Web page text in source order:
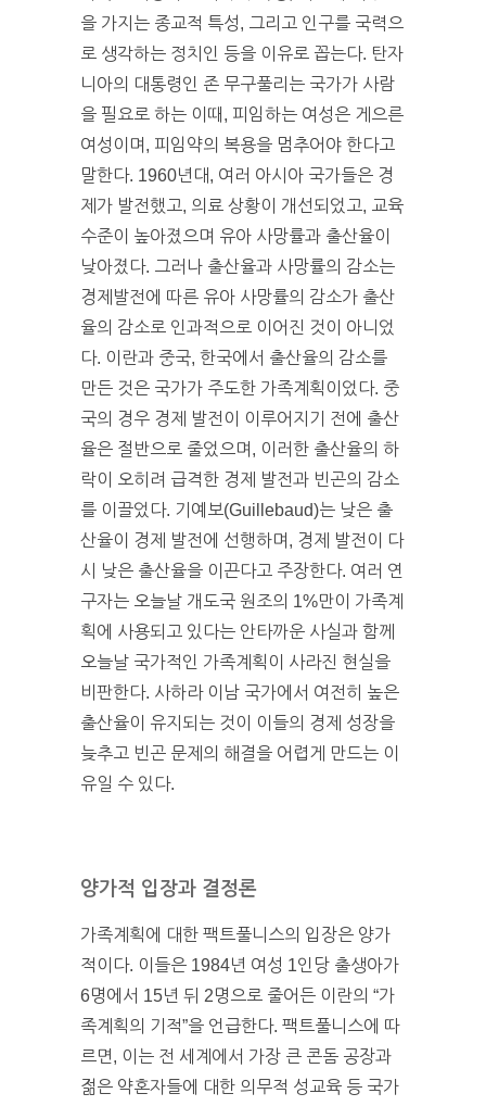
을 가지는 종교적 특성, 그리고 인구를 국력으
로 생각하는 정치인 등을 이유로 꼽는다. 탄자
니아의 대통령인 존 무구풀리는 국가가 사람
을 필요로 하는 이때, 피임하는 여성은 게으른
여성이며, 피임약의 복용을 멈추어야 한다고
말한다. 1960년대, 여러 아시아 국가들은 경
제가 발전했고, 의료 상황이 개선되었고, 교육
수준이 높아졌으며 유아 사망률과 출산율이
낮아졌다. 그러나 출산율과 사망률의 감소는
경제발전에 따른 유아 사망률의 감소가 출산
율의 감소로 인과적으로 이어진 것이 아니었
다. 이란과 중국, 한국에서 출산율의 감소를
만든 것은 국가가 주도한 가족계획이었다. 중
국의 경우 경제 발전이 이루어지기 전에 출산
율은 절반으로 줄었으며, 이러한 출산율의 하
락이 오히려 급격한 경제 발전과 빈곤의 감소
를 이끌었다. 기예보(Guillebaud)는 낮은 출
산율이 경제 발전에 선행하며, 경제 발전이 다
시 낮은 출산율을 이끈다고 주장한다. 여러 연
구자는 오늘날 개도국 원조의 1%만이 가족계
획에 사용되고 있다는 안타까운 사실과 함께
오늘날 국가적인 가족계획이 사라진 현실을
비판한다. 사하라 이남 국가에서 여전히 높은
출산율이 유지되는 것이 이들의 경제 성장을
늦추고 빈곤 문제의 해결을 어렵게 만드는 이
유일 수 있다.
양가적 입장과 결정론
가족계획에 대한 팩트풀니스의 입장은 양가
적이다. 이들은 1984년 여성 1인당 출생아가
6명에서 15년 뒤 2명으로 줄어든 이란의 “가
족계획의 기적”을 언급한다. 팩트풀니스에 따
르면, 이는 전 세계에서 가장 큰 콘돔 공장과
젊은 약혼자들에 대한 의무적 성교육 등 국가